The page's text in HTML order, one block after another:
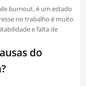
burnout, é um estado
no trabalho é muito
e falta de
do